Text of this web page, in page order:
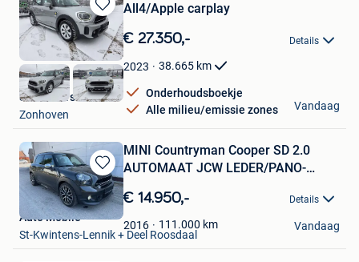
Bewaren
in
Mijn
Favorieten
All4/Apple carplay
€ 27.350,- Details
2023 38.665 km
Onderhoudsboekje
Alle milieu/emissie zones
Savas Cars
Zonhoven
Vandaag
Bewaren
in
Mijn
Favorieten
MINI Countryman Cooper SD 2.0
AUTOMAAT JCW LEDER/PANO-
€ 14.950,- Details
2016 111.000 km
Auto Mobile
St-Kwintens-Lennik + Deel Roosdaal
Vandaag